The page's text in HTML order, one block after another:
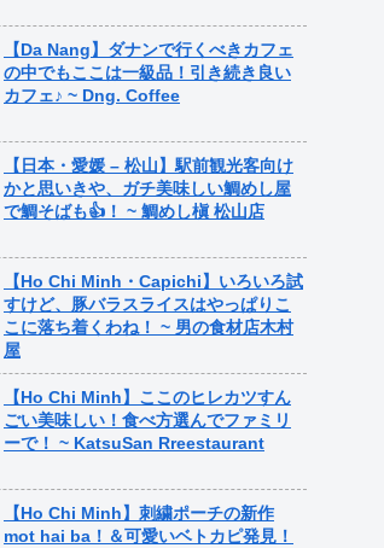
【Da Nang】ダナンで行くべきカフェ
の中でもここは一級品！引き続き良い
カフェ♪ ~ Dng. Coffee
【日本・愛媛 – 松山】駅前観光客向け
かと思いきや、ガチ美味しい鯛めし屋
で鯛そばも👍！ ~ 鯛めし槇 松山店
【Ho Chi Minh・Capichi】いろいろ試
すけど、豚バラスライスはやっぱりこ
こに落ち着くわね！ ~ 男の食材店木村
屋
【Ho Chi Minh】ここのヒレカツすん
ごい美味しい！食べ方選んでファミリ
ーで！ ~ KatsuSan Rreestaurant
【Ho Chi Minh】刺繍ポーチの新作
mot hai ba！＆可愛いベトカピ発見！